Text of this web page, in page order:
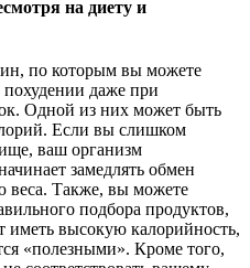
на диету и
по которым вы можете
похудении даже при
Одной из них может быть
Если вы слишком
ваш организм
замедлять обмен
веса. Также, вы можете
подбора продуктов,
иметь высокую калорийность,
«полезными». Кроме того,